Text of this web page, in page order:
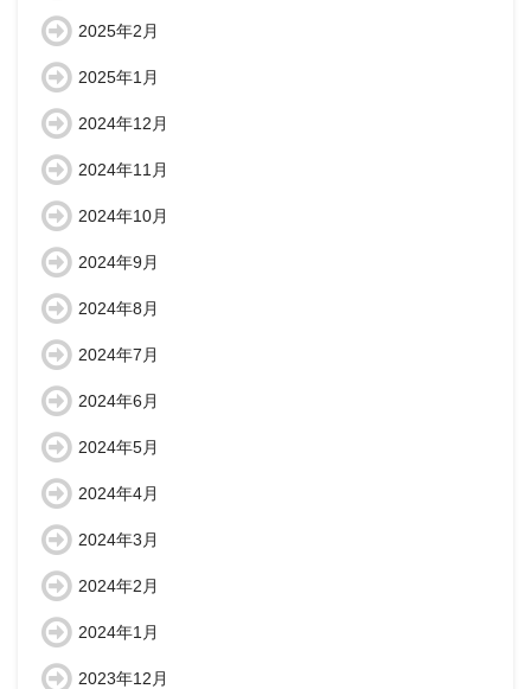
2025年2月
2025年1月
2024年12月
2024年11月
2024年10月
2024年9月
2024年8月
2024年7月
2024年6月
2024年5月
2024年4月
2024年3月
2024年2月
2024年1月
2023年12月